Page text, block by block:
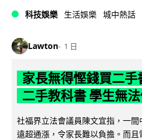
科技娛樂 生活娛樂 城中熱話
Lawton 1 日
家長無得慳錢買二
二手教科書 學生無
社福界立法會議員陳文宜指，一
遠超通漲，令家長難以負擔。而且